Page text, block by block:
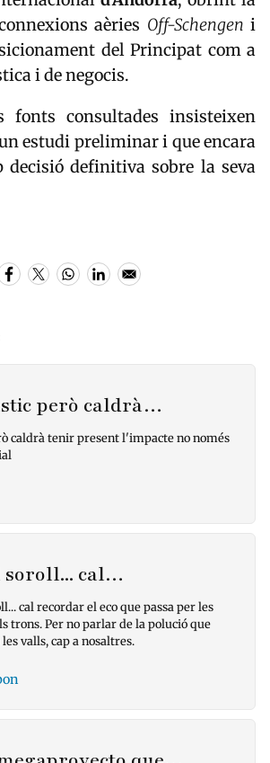
aèries Off-Schengen i
del Principat com a
i de negocis.
fonts consultades insisteixen
estudi preliminar i que encara
decisió definitiva sobre la seva
però caldrà…
caldrà tenir present l'impacte no només
soroll... cal…
cal recordar el eco que passa per les
trons. Per no parlar de la polució que
valls, cap a nosaltres.